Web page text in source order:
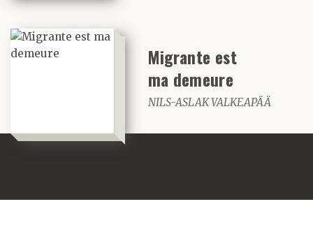
Migrante est
ma demeure
NILS-ASLAK VALKEAPÄÄ